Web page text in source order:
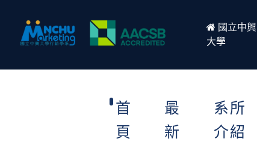
國立中興
大學
首
頁
最
新
系所
介紹